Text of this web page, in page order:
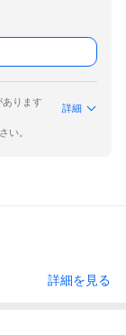
ります
詳細
い。
詳細を見る